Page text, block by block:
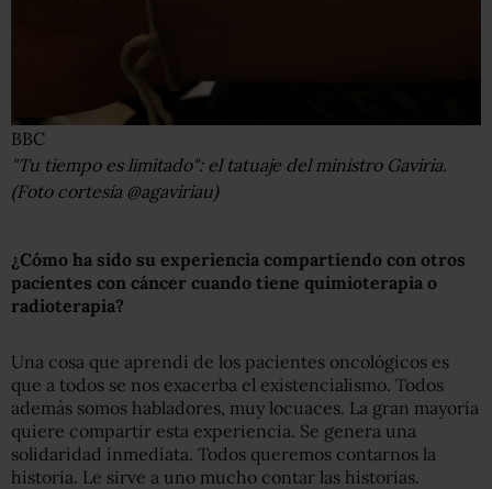
BBC
"Tu tiempo es limitado": el tatuaje del ministro Gaviria.
(Foto cortesía @agaviriau)
¿Cómo ha sido su experiencia compartiendo con otros
pacientes con cáncer cuando tiene quimioterapia o
radioterapia?
Una cosa que aprendí de los pacientes oncológicos es
que a todos se nos exacerba el existencialismo. Todos
además somos habladores, muy locuaces. La gran mayoría
quiere compartir esta experiencia. Se genera una
solidaridad inmediata. Todos queremos contarnos la
historia. Le sirve a uno mucho contar las historias.